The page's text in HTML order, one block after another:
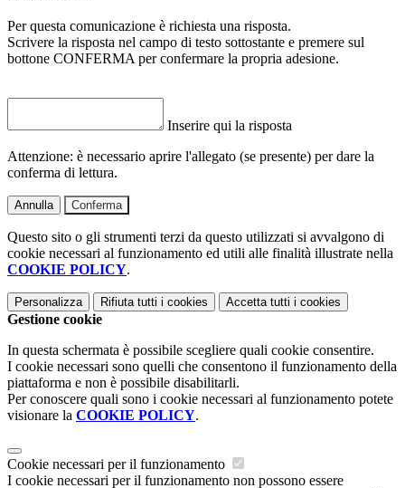
Per questa comunicazione è richiesta una risposta.
Scrivere la risposta nel campo di testo sottostante e premere sul
bottone CONFERMA per confermare la propria adesione.
Inserire qui la risposta
Attenzione: è necessario aprire l'allegato (se presente) per dare la
conferma di lettura.
Annulla Conferma
Questo sito o gli strumenti terzi da questo utilizzati si avvalgono di
cookie necessari al funzionamento ed utili alle finalità illustrate nella
COOKIE POLICY.
Personalizza Rifiuta tutti i cookies Accetta tutti i cookies
Gestione cookie
In questa schermata è possibile scegliere quali cookie consentire.
I cookie necessari sono quelli che consentono il funzionamento della
piattaforma e non è possibile disabilitarli.
Per conoscere quali sono i cookie necessari al funzionamento potete
visionare la COOKIE POLICY.
Cookie necessari per il funzionamento
I cookie necessari per il funzionamento non possono essere